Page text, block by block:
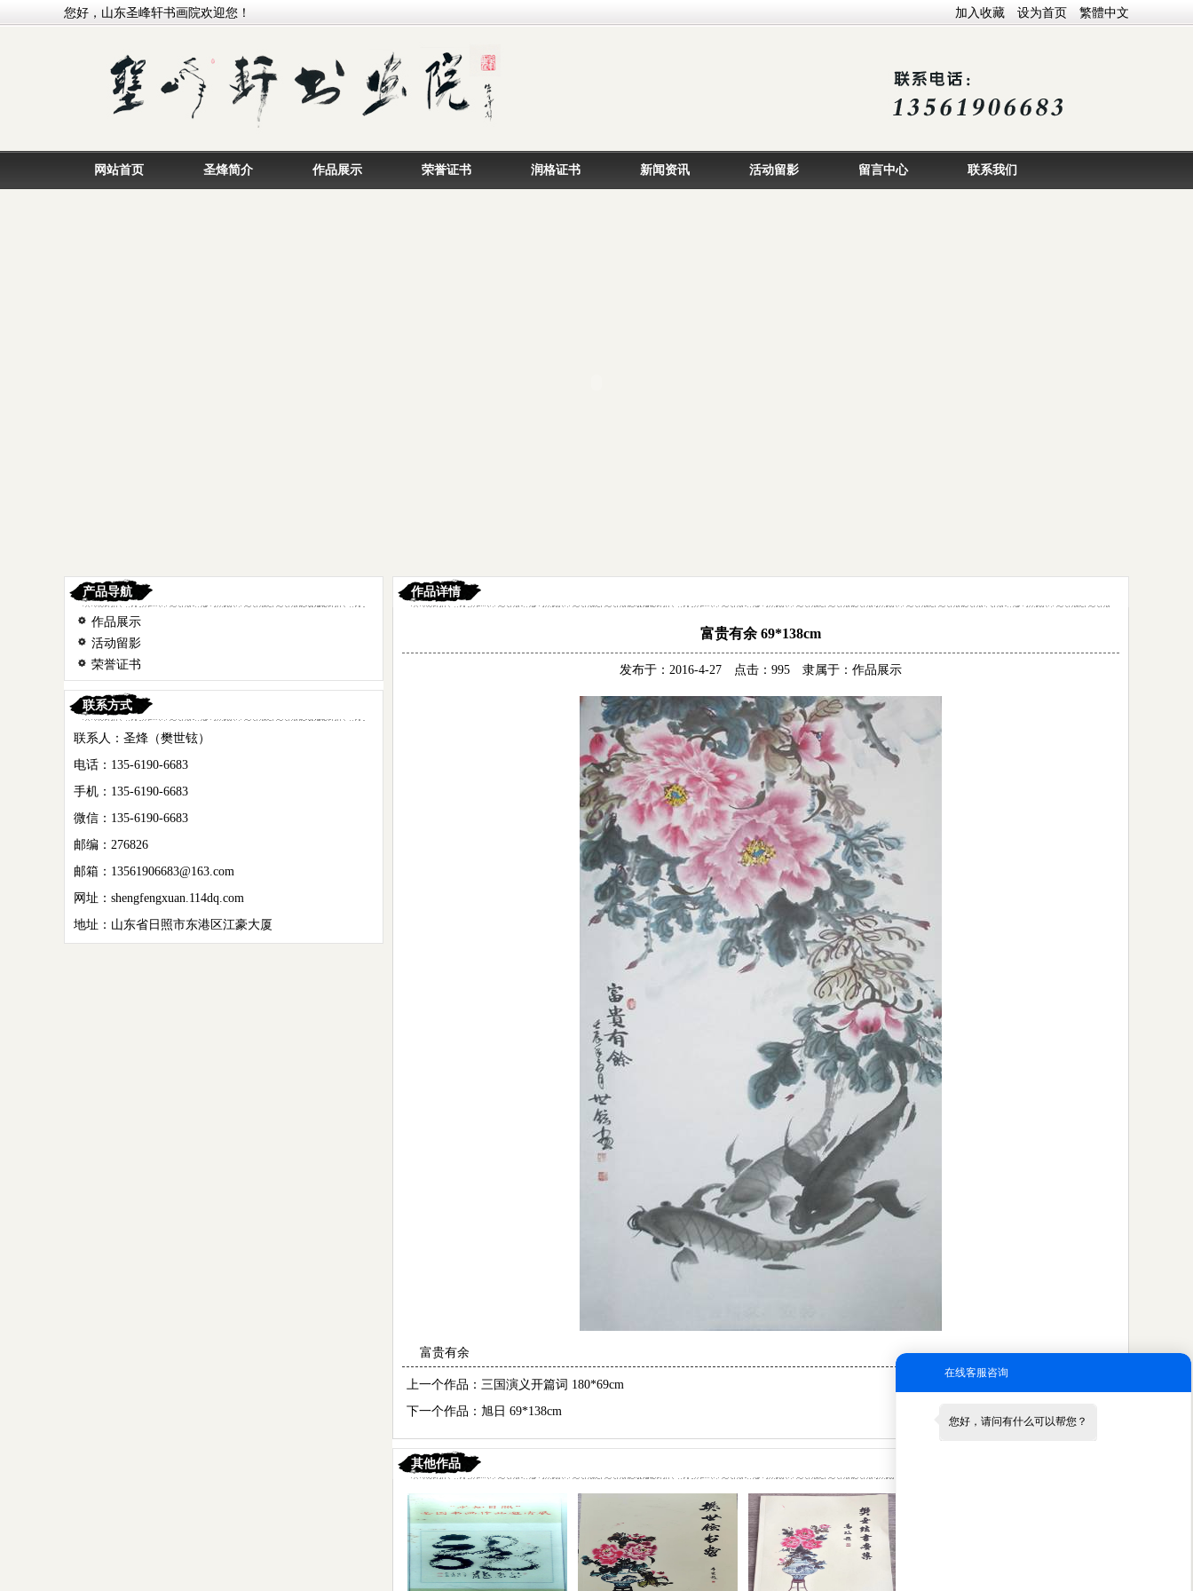
您好，山东圣峰轩书画院欢迎您！ 加入收藏 设为首页 繁體中文
网站首页 圣烽简介 作品展示 荣誉证书 润格证书 新闻资讯 活动留影 留言中心 联系我们
产品导航
作品展示
活动留影
荣誉证书
联系方式
联系人：圣烽（樊世铉）
电话：135-6190-6683
手机：135-6190-6683
微信：135-6190-6683
邮编：276826
邮箱：13561906683@163.com
网址：shengfengxuan.114dq.com
地址：山东省日照市东港区江豪大厦
作品详情
富贵有余 69*138cm
发布于：2016-4-27 点击：995 隶属于： 作品展示
富贵有余
上一个作品： 三国演义开篇词 180*69cm
下一个作品： 旭日 69*138cm
其他作品
在线客服咨询
您好，请问有什么可以帮您？